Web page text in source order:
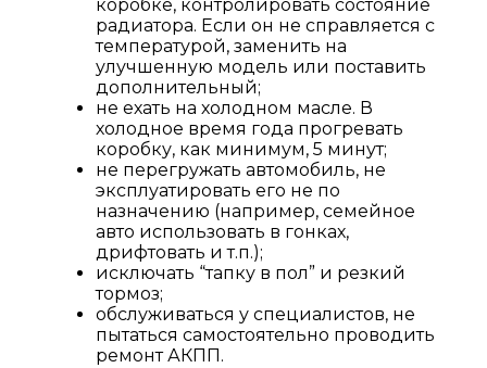
коробке, контролировать состояние
радиатора. Если он не справляется с
температурой, заменить на
улучшенную модель или поставить
дополнительный;
не ехать на холодном масле. В
холодное время года прогревать
коробку, как минимум, 5 минут;
не перегружать автомобиль, не
эксплуатировать его не по
назначению (например, семейное
авто использовать в гонках,
дрифтовать и т.п.);
исключать “тапку в пол” и резкий
тормоз;
обслуживаться у специалистов, не
пытаться самостоятельно проводить
ремонт АКПП.